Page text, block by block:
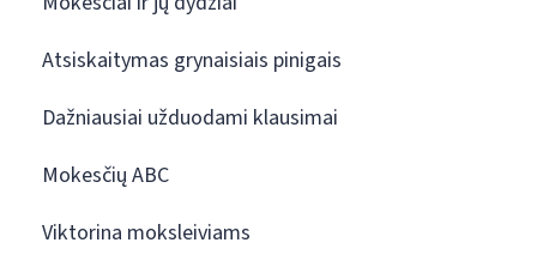
Atsiskaitymas grynaisiais pinigais
Dažniausiai užduodami klausimai
Mokesčių ABC
Viktorina moksleiviams